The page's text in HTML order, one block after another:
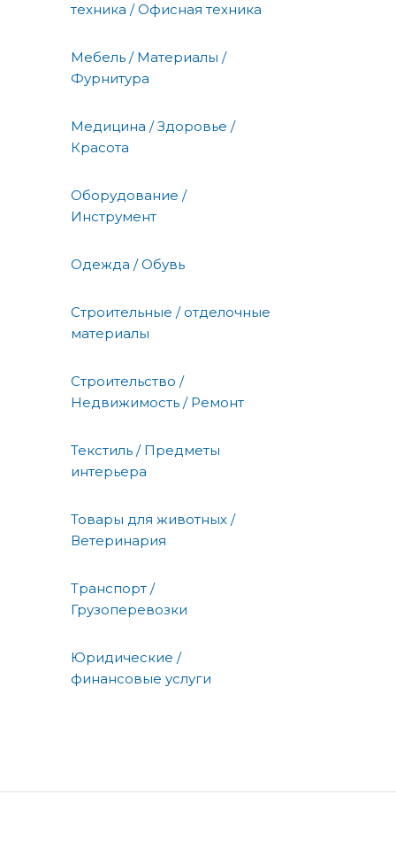
техника / Офисная техника
Мебель / Материалы /
Фурнитура
Медицина / Здоровье /
Красота
Оборудование /
Инструмент
Одежда / Обувь
Строительные / отделочные
материалы
Строительство /
Недвижимость / Ремонт
Текстиль / Предметы
интерьера
Товары для животных /
Ветеринария
Транспорт /
Грузоперевозки
Юридические /
финансовые услуги